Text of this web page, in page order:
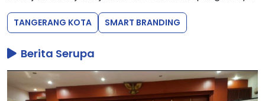
TANGERANG KOTA SMART BRANDING
Berita Serupa